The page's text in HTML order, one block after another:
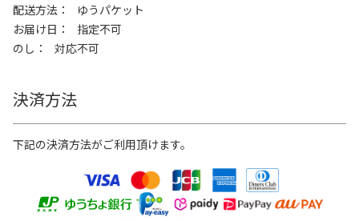
配送方法
ゆうパケット
お届け日
指定不可
のし
対応不可
決済方法
下記の決済方法がご利用頂けます。